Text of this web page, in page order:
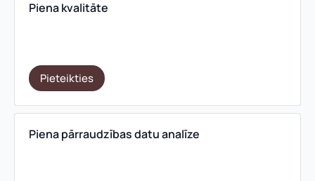
Piena kvalitāte
Pieteikties
Piena pārraudzības datu analīze